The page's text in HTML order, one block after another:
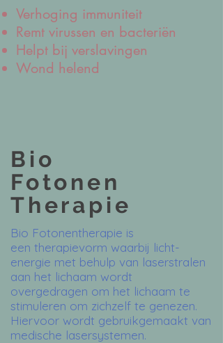
Verhoging immuniteit
Remt virussen en bacteriën
Helpt bij verslavingen
Wond helend
Bio
Fotonen
Therapie
Bio Fotonentherapie is
een therapievorm waarbij licht-
energie met behulp van laserstralen
aan het lichaam wordt
overgedragen om het lichaam te
stimuleren om zichzelf te genezen.
Hiervoor wordt gebruikgemaakt van
medische lasersystemen.